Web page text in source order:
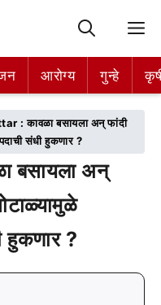
आरोग्य गुन्हे
आरोग्य गुन्हे
: कावळा बसायला अन् फांदी
संधी हुकणार ?
बसायला अन्
हुकणार ?